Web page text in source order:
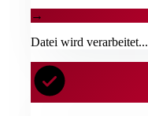
→
Datei wird verarbeitet...